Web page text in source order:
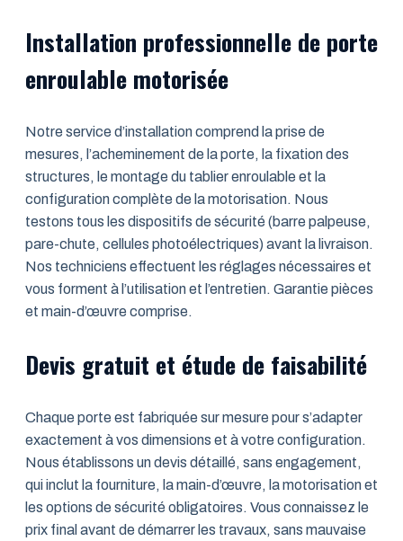
Installation professionnelle de porte
enroulable motorisée
Notre service d’installation comprend la prise de
mesures, l’acheminement de la porte, la fixation des
structures, le montage du tablier enroulable et la
configuration complète de la motorisation. Nous
testons tous les dispositifs de sécurité (barre palpeuse,
pare-chute, cellules photoélectriques) avant la livraison.
Nos techniciens effectuent les réglages nécessaires et
vous forment à l’utilisation et l’entretien. Garantie pièces
et main-d’œuvre comprise.
Devis gratuit et étude de faisabilité
Chaque porte est fabriquée sur mesure pour s’adapter
exactement à vos dimensions et à votre configuration.
Nous établissons un devis détaillé, sans engagement,
qui inclut la fourniture, la main-d’œuvre, la motorisation et
les options de sécurité obligatoires. Vous connaissez le
prix final avant de démarrer les travaux, sans mauvaise